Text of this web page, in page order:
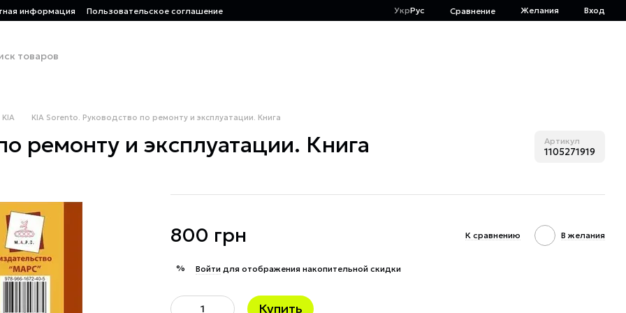
информация Пользовательское соглашение УкрРус Сравнение Желания Вход
KIA KIA Sorento. Руководство по ремонту и эксплуатации. Книга
ремонту и эксплуатации. Книга Артикул
1105271919
800 грн К сравнению В желания
% Войти для отображения накопительной скидки
Купить